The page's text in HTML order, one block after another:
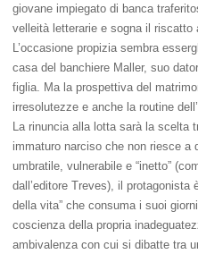
giovane impiegato di banca
velleità letterarie e sogna il riscatto
L’occasione propizia sembra
casa del banchiere Maller, suo
figlia. Ma la prospettiva del
irresolutezze e anche la routine
La rinuncia alla lotta sarà la scelta
immaturo narciso che non riesce a
umbratile, vulnerabile e “inetto”
dall’editore Treves), il protagonista
della vita” che consuma i suoi
coscienza della propria
ambivalenza con cui si dibatte tra